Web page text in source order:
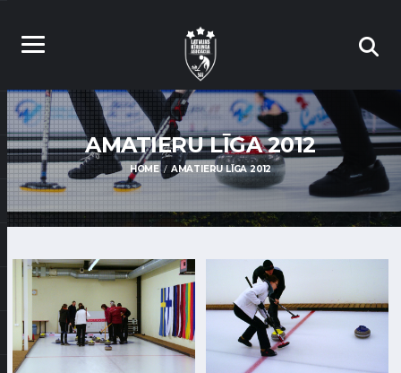
AMATIERU LĪGA 2012
HOME AMATIERU LĪGA 2012